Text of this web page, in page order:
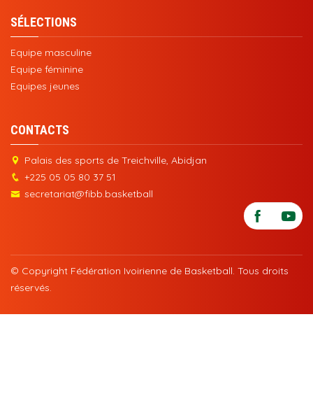
SÉLECTIONS
Equipe masculine
Equipe féminine
Equipes jeunes
CONTACTS
Palais des sports de Treichville, Abidjan
+225 05 05 80 37 51
secretariat@fibb.basketball
© Copyright Fédération Ivoirienne de Basketball. Tous droits
réservés.